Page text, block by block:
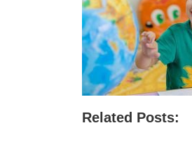
Related Posts: